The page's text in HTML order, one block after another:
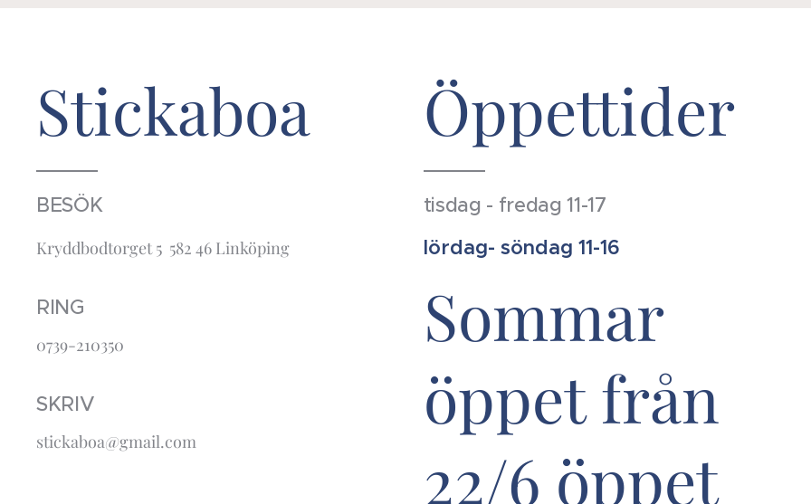
Stickaboa
BESÖK
Kryddbodtorget 5 582 46 Linköping
RING
0739-210350
SKRIV
stickaboa@gmail.com
Öppettider
tisdag - fredag 11-17
lördag- söndag 11-16
Sommar
öppet från
22/6 öppet